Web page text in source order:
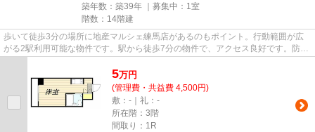
築年数：築39年 ｜募集中： 1室
階数：14階建
歩いて徒歩3分の場所に地産マルシェ練馬店があるのもポイント。行動範囲が広
がる2駅利用可能な物件です。駅から徒歩7分の物件で、アクセス良好です。防犯
5万円
(管理費・共益費 4,500円)
敷：-｜礼：-
所在階：3階
間取り：1R